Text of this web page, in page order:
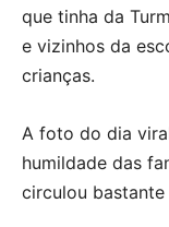
que tinha da
e vizinhos da
crianças.
A foto do dia
humildade das
circulou bastante